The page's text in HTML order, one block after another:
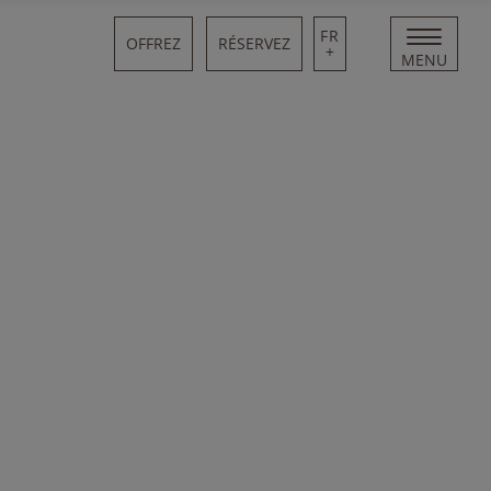
OFFREZ RÉSERVEZ FR
+ MENU